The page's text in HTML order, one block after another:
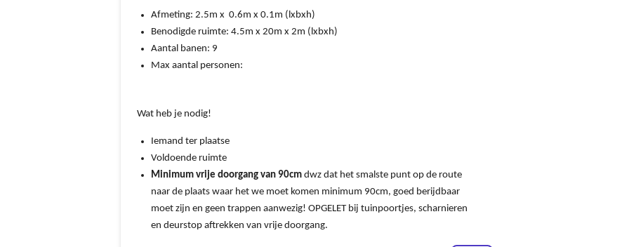
Afmeting: 2.5m x 0.6m x 0.1m (lxbxh)
Benodigde ruimte: 4.5m x 20m x 2m (lxbxh)
Aantal banen: 9
Max aantal personen:
Wat heb je nodig!
Iemand ter plaatse
Voldoende ruimte
Minimum vrije doorgang van 90cm dwz dat het smalste punt op de route
naar de plaats waar het we moet komen minimum 90cm, goed berijdbaar
moet zijn en geen trappen aanwezig! OPGELET bij tuinpoortjes, scharnieren
en deurstop aftrekken van vrije doorgang.